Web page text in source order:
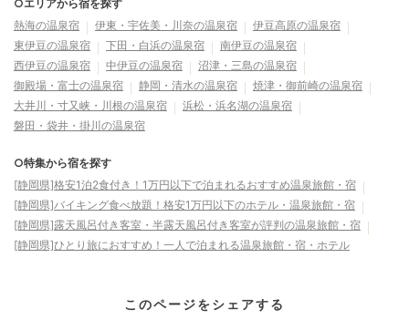
○エリアから宿を探す
熱海の温泉宿
伊東・宇佐美・川奈の温泉宿
伊豆高原の温泉宿
東伊豆の温泉宿
下田・白浜の温泉宿
南伊豆の温泉宿
西伊豆の温泉宿
中伊豆の温泉宿
沼津・三島の温泉宿
御殿場・富士の温泉宿
静岡・清水の温泉宿
焼津・御前崎の温泉宿
大井川・寸又峡・川根の温泉宿
浜松・浜名湖の温泉宿
磐田・袋井・掛川の温泉宿
○特集から宿を探す
[静岡県]格安1泊2食付き！1万円以下で泊まれるおすすめ温泉旅館・宿
[静岡県]バイキング食べ放題！格安1万円以下のホテル・温泉旅館・宿
[静岡県]露天風呂付き客室・半露天風呂付き客室が評判の温泉旅館・宿
[静岡県]ひとり旅におすすめ！一人で泊まれる温泉旅館・宿・ホテル
このページをシェアする